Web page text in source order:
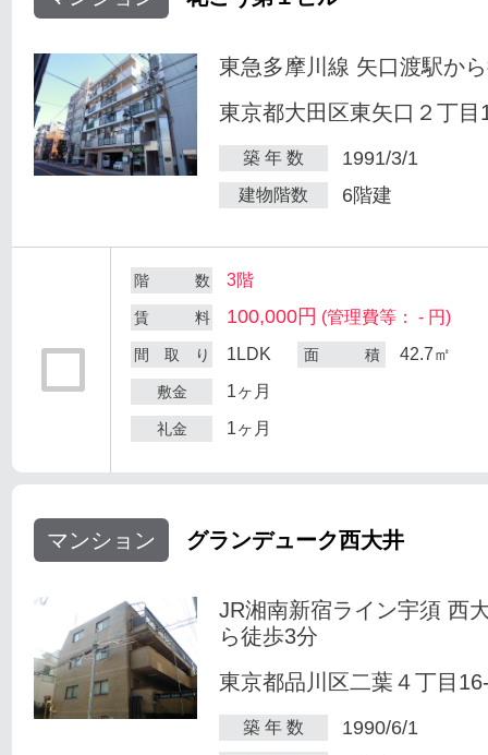
東急多摩川線 矢口渡駅か
東京都大田区東矢口２丁目
築 年 数 1991/3/1
建物階数 6階建
階 数 3階
賃 料 100,000円 (管理費等： - 円)
間 取 り 1LDK 面 積 42.7㎡
敷金 1ヶ月
礼金 1ヶ月
マンション グランデューク西大井
JR湘南新宿ライン宇須 西
ら徒歩3分
東京都品川区二葉４丁目
築 年 数 1990/6/1